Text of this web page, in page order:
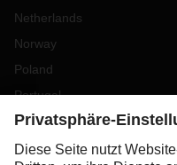
Netherlands
Norway
Poland
Portugal
Romania
Slovakia